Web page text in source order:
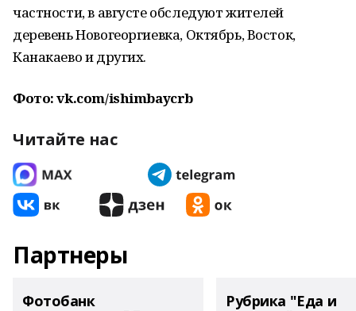
частности, в августе обследуют жителей
деревень Новогеоргиевка, Октябрь, Восток,
Канакаево и других.
Фото: vk.com/ishimbaycrb
Читайте нас
Партнеры
Фотобанк Рубрика "Еда и